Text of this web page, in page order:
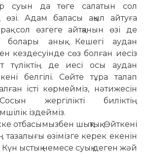
суын да төге салатын сол
өзі. Адам баласы ақыл айтуға
сол өз­геге айтқанын өзі де
бо­лары анық. Кешегі аудан
кездесуінде сөз болған иесіз
түліктің де иесі осы ау­дан
белгілі. Сөйте тұра талап
істі көр­мейміз, нәтижесін
жергілікті биліктің
іздейміз.
отбасымызбен шық­тық. Өйткені
өзімізге керек екенін
Күн ыстық немесе суық деген жәй